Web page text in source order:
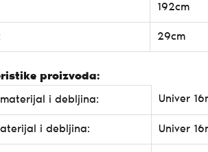
192cm
29cm
proizvoda:
materijal i debljina:
Univer
i debljina: Univer